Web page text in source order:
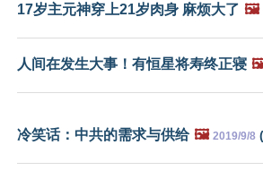
17岁主元神穿上21岁肉身 麻烦大了 🖼️
人间在发生大事！有恒星将寿终正寝
冷笑话：中共的需求与供给 🖼️ 2019/9/8 (